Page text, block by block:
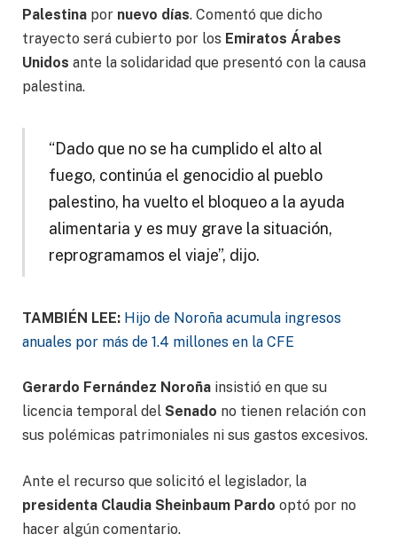
Palestina por nuevo días. Comentó que dicho
trayecto será cubierto por los Emiratos Árabes
Unidos ante la solidaridad que presentó con la causa
palestina.
“Dado que no se ha cumplido el alto al
fuego, continúa el genocidio al pueblo
palestino, ha vuelto el bloqueo a la ayuda
alimentaria y es muy grave la situación,
reprogramamos el viaje”, dijo.
TAMBIÉN LEE: Hijo de Noroña acumula ingresos
anuales por más de 1.4 millones en la CFE
Gerardo Fernández Noroña insistió en que su
licencia temporal del Senado no tienen relación con
sus polémicas patrimoniales ni sus gastos excesivos.
Ante el recurso que solicitó el legislador, la
presidenta Claudia Sheinbaum Pardo optó por no
hacer algún comentario.